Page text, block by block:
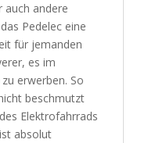
auch andere
Pedelec eine
für jemanden
es im
erwerben. So
beschmutzt
Elektrofahrrads
absolut